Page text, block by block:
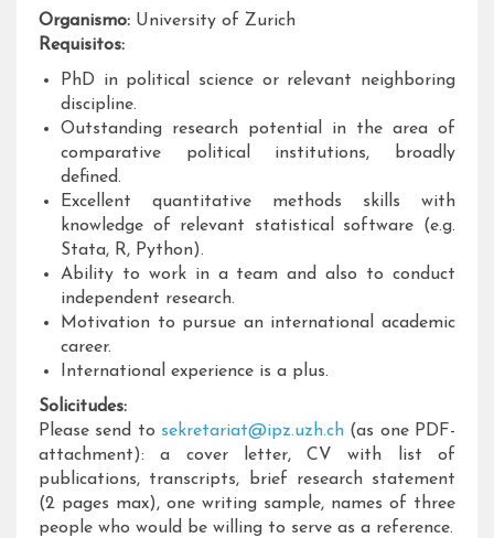
Organismo: University of Zurich
Requisitos:
PhD in political science or relevant neighboring
discipline.
Outstanding research potential in the area of
comparative political institutions, broadly
defined.
Excellent quantitative methods skills with
knowledge of relevant statistical software (e.g.
Stata, R, Python).
Ability to work in a team and also to conduct
independent research.
Motivation to pursue an international academic
career.
International experience is a plus.
Solicitudes:
Please send to sekretariat@ipz.uzh.ch (as one PDF-
attachment): a cover letter, CV with list of
publications, transcripts, brief research statement
(2 pages max), one writing sample, names of three
people who would be willing to serve as a reference.